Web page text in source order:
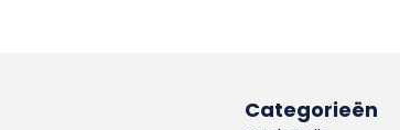
Categorieën